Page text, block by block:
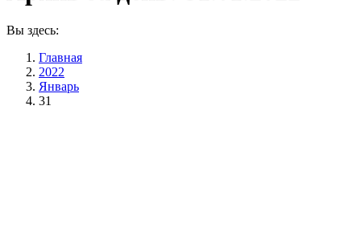
Вы здесь:
Главная
2022
Январь
31